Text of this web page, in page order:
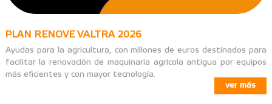
PLAN RENOVE VALTRA 2026
Ayudas para la agricultura, con millones de euros destinados para
facilitar la renovación de maquinaria agrícola antigua por equipos
más eficientes y con mayor tecnología.
ver más